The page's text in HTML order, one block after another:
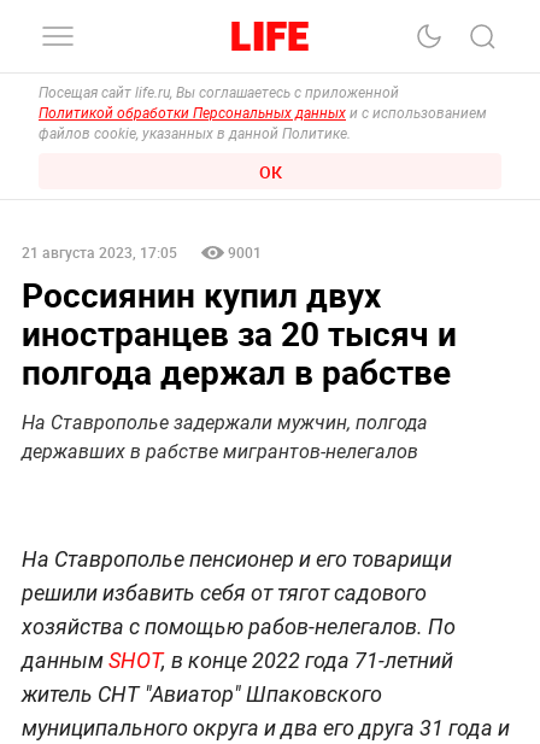
Посещая сайт life.ru, Вы соглашаетесь с приложенной
Политикой обработки Персональных данных и с использованием
файлов cookie, указанных в данной Политике.
ОК
21 августа 2023, 17:05 9001
Россиянин купил двух
иностранцев за 20 тысяч и
полгода держал в рабстве
На Ставрополье задержали мужчин, полгода
державших в рабстве мигрантов-нелегалов
На Ставрополье пенсионер и его товарищи
решили избавить себя от тягот садового
хозяйства с помощью рабов-нелегалов. По
даннымSHOT, в конце 2022 года 71-летний
житель СНТ "Авиатор" Шпаковского
муниципального округа и два его друга 31 года и